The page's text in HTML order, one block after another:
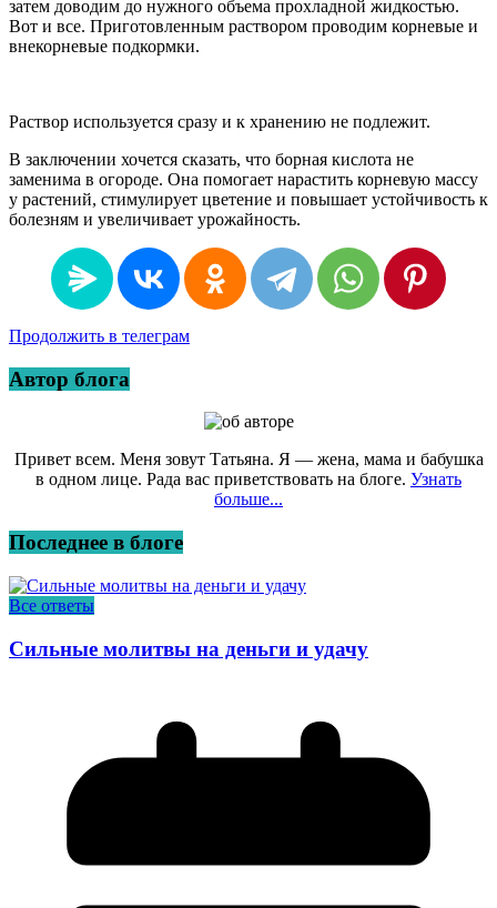
затем доводим до нужного объема прохладной жидкостью.
Вот и все. Приготовленным раствором проводим корневые и
внекорневые подкормки.
Раствор используется сразу и к хранению не подлежит.
В заключении хочется сказать, что борная кислота не
заменима в огороде. Она помогает нарастить корневую массу
у растений, стимулирует цветение и повышает устойчивость к
болезням и увеличивает урожайность.
Продолжить в телеграм
Автор блога
Привет всем. Меня зовут Татьяна. Я — жена, мама и бабушка
в одном лице. Рада вас приветствовать на блоге. Узнать
больше...
Последнее в блоге
Все ответы
Сильные молитвы на деньги и удачу